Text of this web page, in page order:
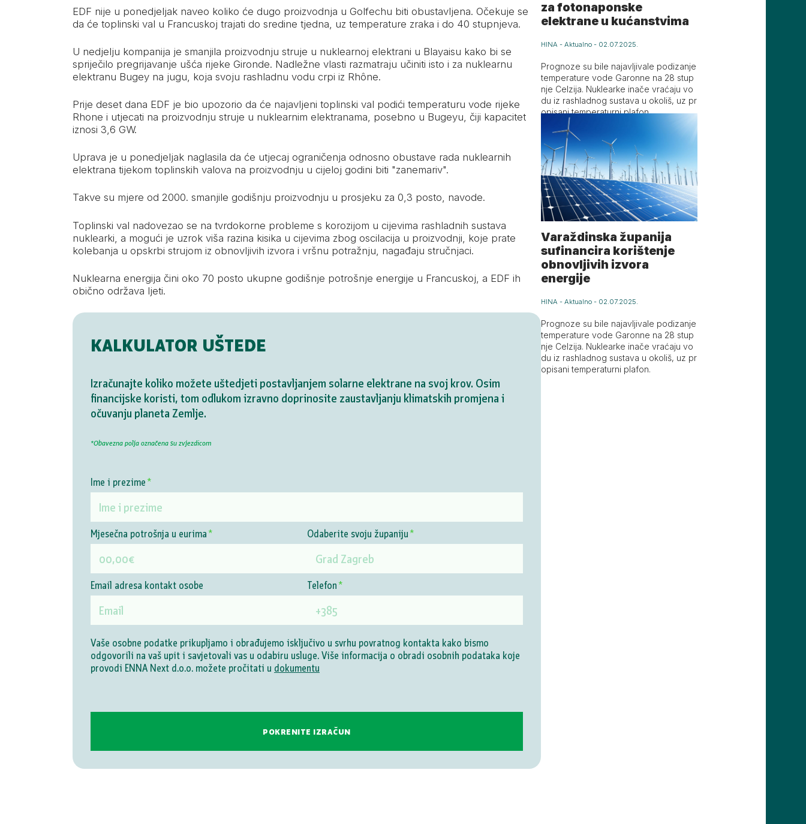
EDF nije u ponedjeljak naveo koliko će dugo proizvodnja u Golfechu biti obustavljena. Očekuje se
da će toplinski val u Francuskoj trajati do sredine tjedna, uz temperature zraka i do 40 stupnjeva.
U nedjelju kompanija je smanjila proizvodnju struje u nuklearnoj elektrani u Blayaisu kako bi se
spriječilo pregrijavanje ušća rijeke Gironde. Nadležne vlasti razmatraju učiniti isto i za nuklearnu
elektranu Bugey na jugu, koja svoju rashladnu vodu crpi iz Rhône.
Prije deset dana EDF je bio upozorio da će najavljeni toplinski val podići temperaturu vode rijeke
Rhone i utjecati na proizvodnju struje u nuklearnim elektranama, posebno u Bugeyu, čiji kapacitet
iznosi 3,6 GW.
Uprava je u ponedjeljak naglasila da će utjecaj ograničenja odnosno obustave rada nuklearnih
elektrana tijekom toplinskih valova na proizvodnju u cijeloj godini biti "zanemariv".
Takve su mjere od 2000. smanjile godišnju proizvodnju u prosjeku za 0,3 posto, navode.
Toplinski val nadovezao se na tvrdokorne probleme s korozijom u cijevima rashladnih sustava
nuklearki, a mogući je uzrok viša razina kisika u cijevima zbog oscilacija u proizvodnji, koje prate
kolebanja u opskrbi strujom iz obnovljivih izvora i vršnu potražnju, nagađaju stručnjaci.
Nuklearna energija čini oko 70 posto ukupne godišnje potrošnje energije u Francuskoj, a EDF ih
obično održava ljeti.
za fotonaponske
elektrane u kućanstvima
HINA -Aktualno - 02.07.2025.
Prognoze su bile najavljivale podizanje
temperature vode Garonne na 28 stup
nje Celzija. Nuklearke inače vraćaju vo
du iz rashladnog sustava u okoliš, uz pr
opisani temperaturni plafon.
Varaždinska županija
sufinancira korištenje
obnovljivih izvora
energije
HINA -Aktualno - 02.07.2025.
Prognoze su bile najavljivale podizanje
temperature vode Garonne na 28 stup
nje Celzija. Nuklearke inače vraćaju vo
du iz rashladnog sustava u okoliš, uz pr
opisani temperaturni plafon.